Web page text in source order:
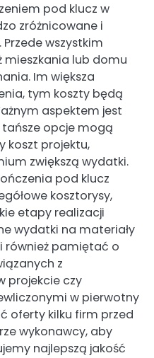
pod klucz w
zróżnicowane i
wszystkim
mieszkania lub domu
Im większa
tym koszty będą
aspektem jest
opcje mogą
koszt projektu,
zwiększą wydatki.
pod klucz
kosztorysy,
etapy realizacji
wydatki na materiały
również pamiętać o
z
projekcie czy
w pierwotny
oferty kilku firm przed
wykonawcy, aby
najlepszą jakość